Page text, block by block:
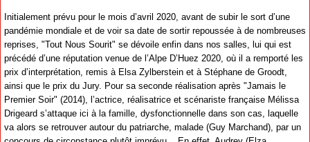
Initialement prévu pour le mois d’avril 2020, avant de subir le sort d’une
pandémie mondiale et de voir sa date de sortir repoussée à de nombreuses
reprises, "Tout Nous Sourit" se dévoile enfin dans nos salles, lui qui est
précédé d’une réputation venue de l’Alpe D’Huez 2020, où il a remporté les
prix d’interprétation, remis à Elsa Zylberstein et à Stéphane de Groodt,
ainsi que le prix du Jury. Pour sa seconde réalisation après "Jamais le
Premier Soir" (2014), l’actrice, réalisatrice et scénariste française Mélissa
Drigeard s’attaque ici à la famille, dysfonctionnelle dans son cas, laquelle
va alors se retrouver autour du patriarche, malade (Guy Marchand), par un